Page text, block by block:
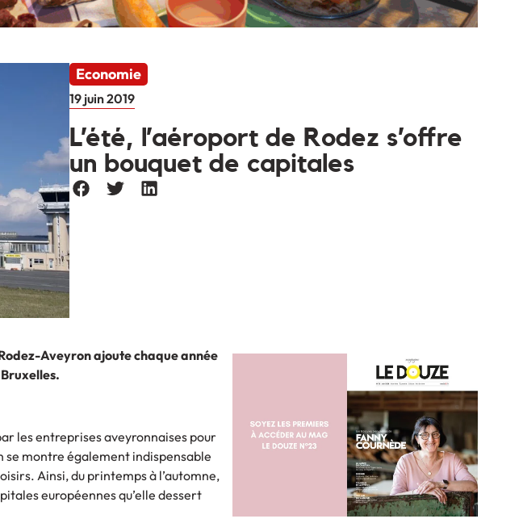
Economie
19 juin 2019
L’été, l’aéroport de Rodez s’offre
un bouquet de capitales
Aveyron ajoute chaque année
les entreprises aveyronnaises pour
se montre également indispensable
Ainsi, du printemps à l’automne,
européennes qu’elle dessert